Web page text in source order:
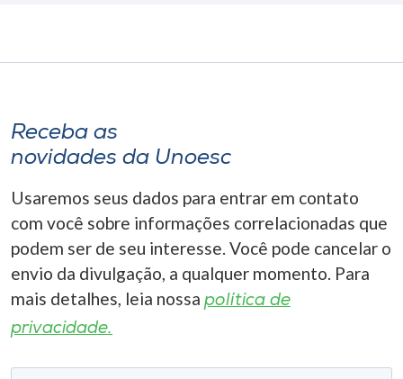
Receba as
novidades da Unoesc
Usaremos seus dados para entrar em contato
com você sobre informações correlacionadas que
podem ser de seu interesse. Você pode cancelar o
envio da divulgação, a qualquer momento. Para
mais detalhes, leia nossa política de
privacidade.